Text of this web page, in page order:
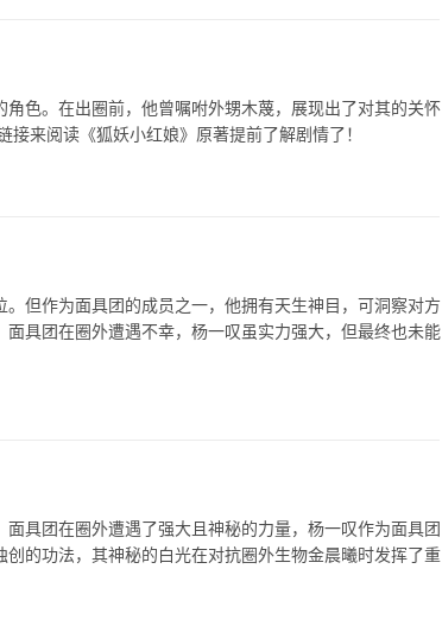
色。在出圈前，他曾嘱咐外甥木蔑，展现出了对其的关怀
来阅读《狐妖小红娘》原著提前了解剧情了！
但作为面具团的成员之一，他拥有天生神目，可洞察对方
具团在圈外遭遇不幸，杨一叹虽实力强大，但最终也未能
具团在圈外遭遇了强大且神秘的力量，杨一叹作为面具团
的功法，其神秘的白光在对抗圈外生物金晨曦时发挥了重